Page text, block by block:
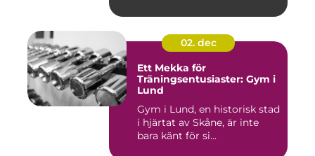
02. dec
Ett Mekka för
Träningsentusiaster: Gym i
Lund
Gym i Lund, en historisk stad
i hjärtat av Skåne, är inte
bara känt för si...